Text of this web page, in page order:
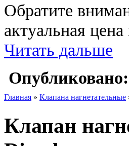
Обратите
актуальная
Читать дальше
Опубликовано:
Главная » Клапана нагнетательные
Клапан